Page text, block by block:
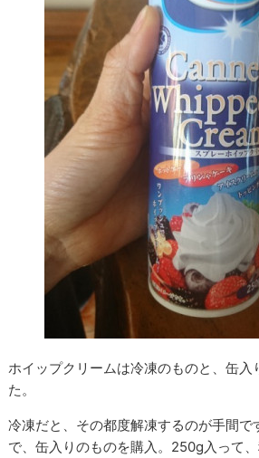
ホイップクリームは冷凍のものと、缶入
た。
冷凍だと、その都度解凍するのが手間で
で、缶入りのものを購入。250g入って